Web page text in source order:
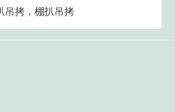
吊拷，棚扒吊拷